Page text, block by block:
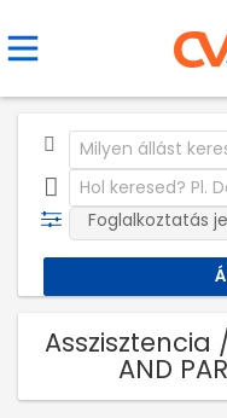
Foglalkoztatás
Asszisztencia
AND